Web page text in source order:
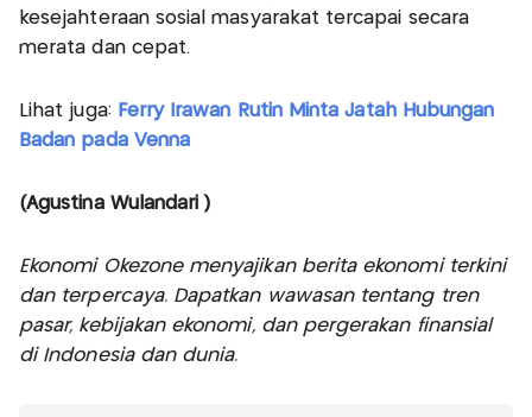
kesejahteraan sosial masyarakat tercapai secara
merata dan cepat.
Lihat juga: Ferry Irawan Rutin Minta Jatah Hubungan
Badan pada Venna
(Agustina Wulandari )
Ekonomi Okezone menyajikan berita ekonomi terkini
dan terpercaya. Dapatkan wawasan tentang tren
pasar, kebijakan ekonomi, dan pergerakan finansial
di Indonesia dan dunia.